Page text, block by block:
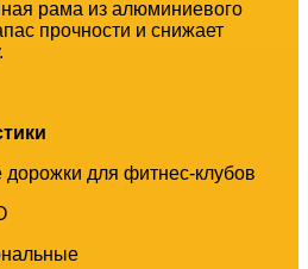
рама из алюминиевого
прочности и снижает
для фитнес-клубов